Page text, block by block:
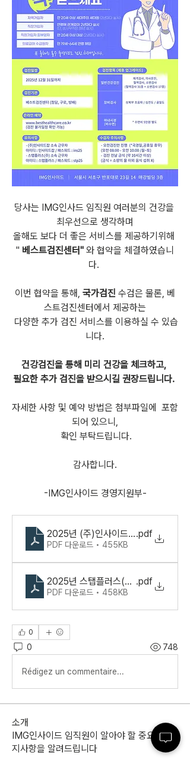
당사는 IMG인사드 임직원 여러분의 건강을
최우선으로 생각하며
올해도 보다 더 좋은 서비스를 제공하기위해
" 베스트검진센터" 와 협약을 체결하였습니
다.
이번 협약을 통해, 국가검진 수검은 물론, 베
스트검진센터에서 제공하는
니다.
건강검진을 통해 미리 건강을 체크하고,
필요한 추가 검진을 받으시길 권장드립니다.
자세한 사항 및 예약 방법은 첨부파일에  포함
되어 있으니,
확인 부탁드립니다.
감사합니다.
-IMG인사이드 경영지원부-
2025년 (주)인사이드잡 건강검진 안내
.pdf
PDF 다운로드 • 455KB
2025년 스탭플러스(주) 건강검진 안내
.pdf
PDF 다운로드 • 458KB
0
0 748
Rédigez un commentaire...
소개
IMG인사이드 임직원이 알아야 할 중요한 공
지사항을 알려드립니다